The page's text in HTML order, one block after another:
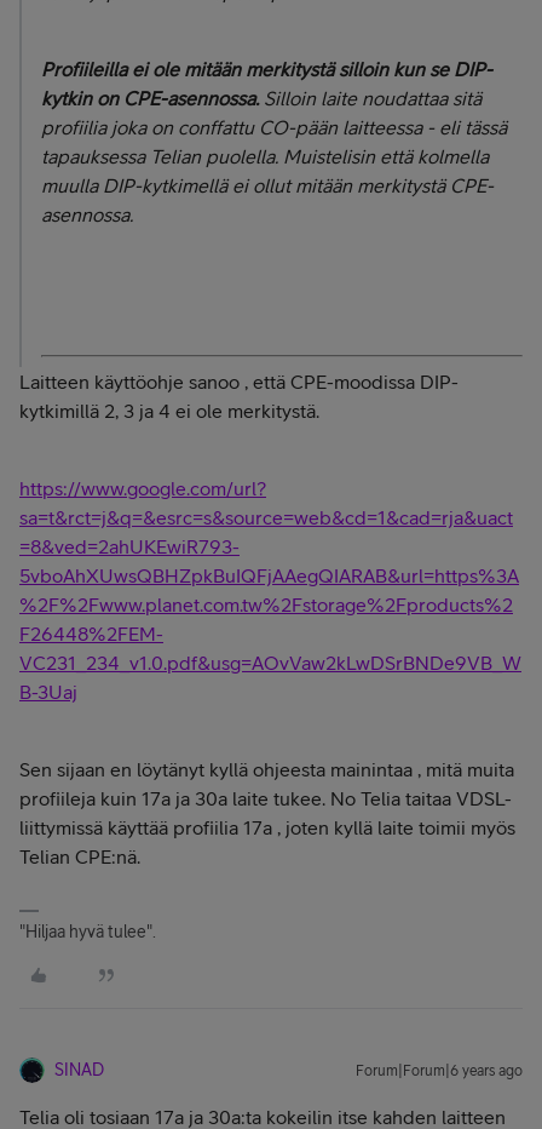
Profiileilla ei ole mitään merkitystä silloin kun se DIP-
kytkin on CPE-asennossa.Silloin laite noudattaa sitä
profiilia joka on conffattu CO-pään laitteessa - eli tässä
tapauksessa Telian puolella. Muistelisin että kolmella
muulla DIP-kytkimellä ei ollut mitään merkitystä CPE-
asennossa.
Laitteen käyttöohje sanoo , että CPE-moodissa DIP-
kytkimillä 2, 3 ja 4 ei ole merkitystä.
https://www.google.com/url?
sa=t&rct=j&q=&esrc=s&source=web&cd=1&cad=rja&uact
=8&ved=2ahUKEwiR793-
5vboAhXUwsQBHZpkBuIQFjAAegQIARAB&url=https%3A
%2F%2Fwww.planet.com.tw%2Fstorage%2Fproducts%2
F26448%2FEM-
VC231_234_v1.0.pdf&usg=AOvVaw2kLwDSrBNDe9VB_W
B-3Uaj
Sen sijaan en löytänyt kyllä ohjeesta mainintaa , mitä muita
profiileja kuin 17a ja 30a laite tukee. No Telia taitaa VDSL-
liittymissä käyttää profiilia 17a , joten kyllä laite toimii myös
Telian CPE:nä.
"Hiljaa hyvä tulee".
SINAD Forum|Forum|6 years ago
Telia oli tosiaan 17a ja 30a:ta kokeilin itse kahden laitteen